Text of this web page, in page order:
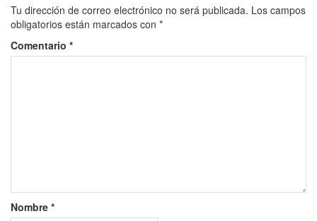
Tu dirección de correo electrónico no será publicada. Los campos
obligatorios están marcados con *
Comentario *
Nombre *